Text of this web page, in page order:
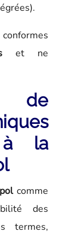
et ne
de
à la
comme
des
termes,